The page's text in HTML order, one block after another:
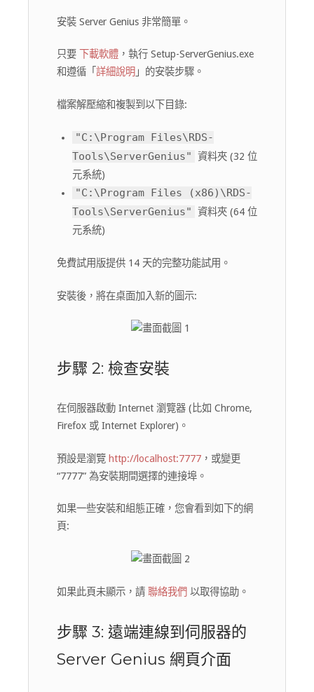
安裝 Server Genius 非常簡單。
只要 下載軟體 ，執行 Setup-ServerGenius.exe
和遵循「詳細說明 」的安裝步驟。
檔案解壓縮和複製到以下目錄:
"C:\Program Files\RDS-
Tools\ServerGenius"
資料夾 (32 位
元系統)
"C:\Program Files (x86)\RDS-
Tools\ServerGenius"
資料夾 (64 位
元系統)
免費試用版提供 14 天的完整功能試用。
安裝後，將在桌面加入新的圖示:
步驟 2: 檢查安裝
在伺服器啟動 Internet 瀏覽器 (比如 Chrome,
Firefox 或 Internet Explorer)。
預設是瀏覽 http://localhost:7777 ，或變更
“7777” 為安裝期間選擇的連接埠。
如果一些安裝和組態正確，您會看到如下的網
頁:
如果此頁未顯示，請 聯絡我們 以取得協助。
步驟 3: 遠端連線到伺服器的
Server Genius 網頁介面